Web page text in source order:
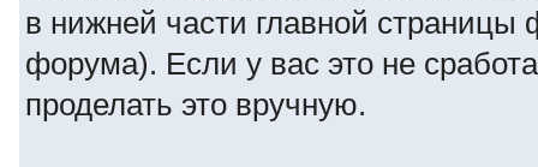
в нижней части главной страницы
форума). Если у вас это не
проделать это вручную.